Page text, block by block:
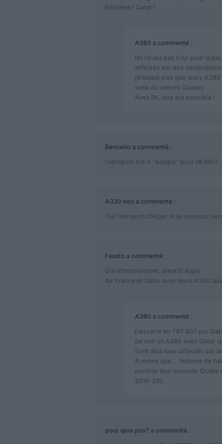
Emirates? Qatar?
A380 a commenté :
Ne rêvez pas trop pour
affectés sur des destinations
(d’autant plus que leurs
suite du retrofit Qsuite).
Avec EK, tout est possible !
Bencello a commenté :
l’aéroport est-il “équipé” pour l’A380?
A330 neo a commenté :
Oui l’aéroport d’Alger et le nouveau
Fausto a commenté :
Oui effectivement, bientôt Alger.
Air France et Qatar avec leurs A380
A380 a commenté :
Desservi en 787 800 par
de voir un A380 avec Qatar
Sont déjà tous affectés sur
A moins que … histoire de
montrer leur nouvelle
2019-20).
pour quoi pas? a commenté :